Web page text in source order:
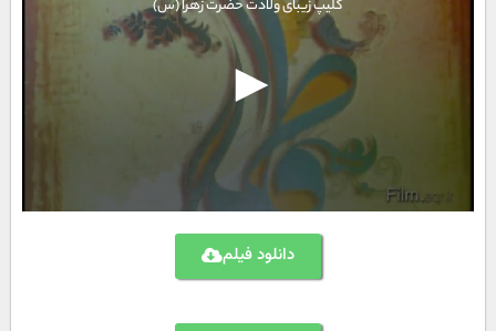
دانلود فیلم